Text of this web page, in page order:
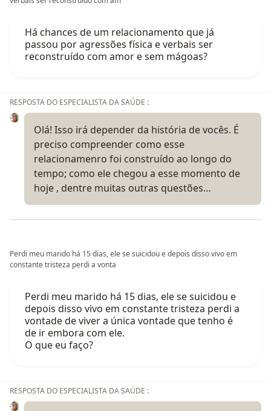
Há chances de um relacionamento que já
passou por agressões física e verbais ser
reconstruído com amor e sem mágoas?
RESPOSTA DO ESPECIALISTA DA SAÚDE :
Olá! Isso irá depender da história de vocês. É
preciso compreender como esse
relacionamenro foi construído ao longo do
tempo; como ele chegou a esse momento de
hoje , dentre muitas outras questões…
Perdi meu marido há 15 dias, ele se suicidou e depois disso vivo em
constante tristeza perdi a vonta
Perdi meu marido há 15 dias, ele se suicidou e
depois disso vivo em constante tristeza perdi a
vontade de viver a única vontade que tenho é
de ir embora com ele.
O que eu faço?
RESPOSTA DO ESPECIALISTA DA SAÚDE :